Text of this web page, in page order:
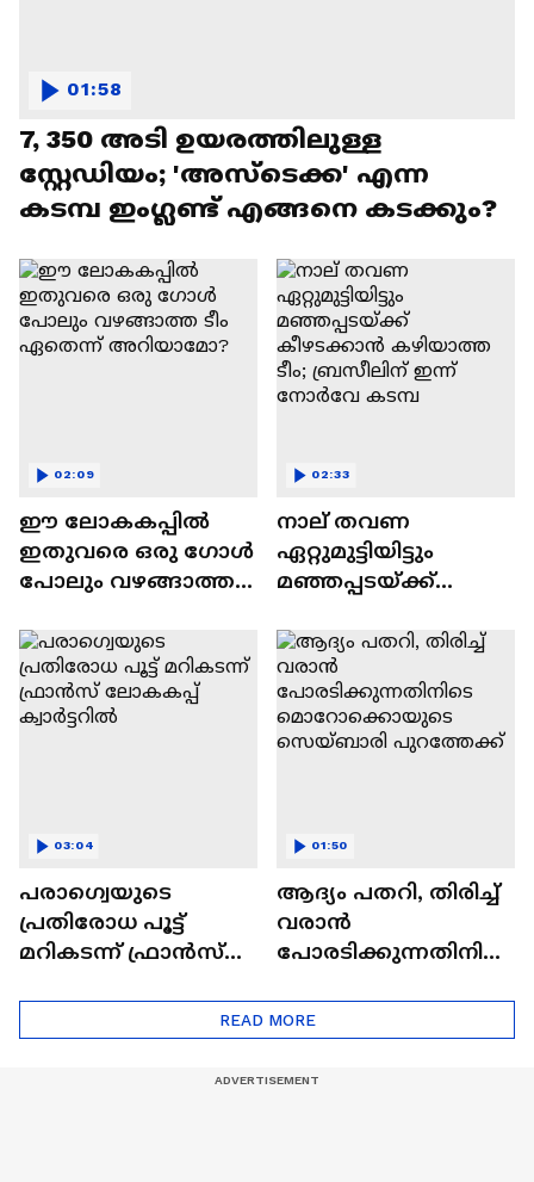
7, 350 അടി ഉയരത്തിലുള്ള
സ്റ്റേഡിയം; 'അസ്‌ടെക്ക' എന്ന
കടമ്പ ഇംഗ്ലണ്ട് എങ്ങനെ കടക്കും?
01:58
ഈ ലോകകപ്പിൽ
ഇതുവരെ ഒരു ഗോൾ
പോലും വഴങ്ങാത്ത
അറിയാമോ?
02:09
നാല് തവണ
ഏറ്റുമുട്ടിയിട്ടും
മഞ്ഞപ്പടയ്ക്ക്
കഴിയാത്ത ടീം;
ബ്രസീലിന് ഇന്ന്
നോർവേ കടമ്പ
02:33
പരാഗ്വെയുടെ
പ്രതിരോധ പൂട്ട്
മറികടന്ന് ഫ്രാൻസ്
03:04
ആദ്യം പതറി, തിരിച്ച്
വരാൻ
പോരടിക്കുന്നതിനിടെ
സെയ്ബാരി
പുറത്തേക്ക്
01:50
READ MORE